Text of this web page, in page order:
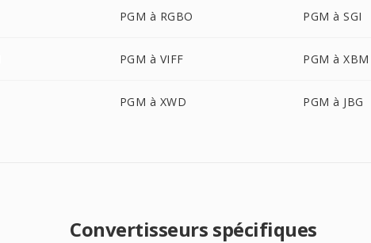
PGM à RGBO PGM à SGI
PGM à VIFF PGM à XBM
PGM à XWD PGM à JBG
Convertisseurs spécifiques